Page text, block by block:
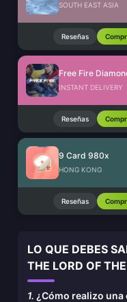
SOUTH EAST ASIA
Reseñas
INSTANT DELIVERY
Reseñas
9 Card 980x
HONG KONG
Reseñas
LO QUE DEBES
THE LORD OF
1. ¿Cómo realizo